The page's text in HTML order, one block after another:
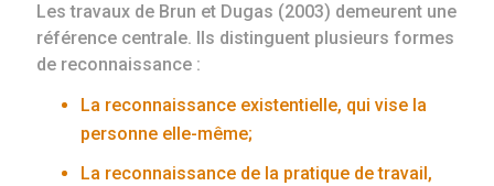
Les travaux de Brun et Dugas (2003) demeurent une
référence centrale. Ils distinguent plusieurs formes
de reconnaissance :
La reconnaissance existentielle, qui vise la
personne elle-même;
La reconnaissance de la pratique de travail,